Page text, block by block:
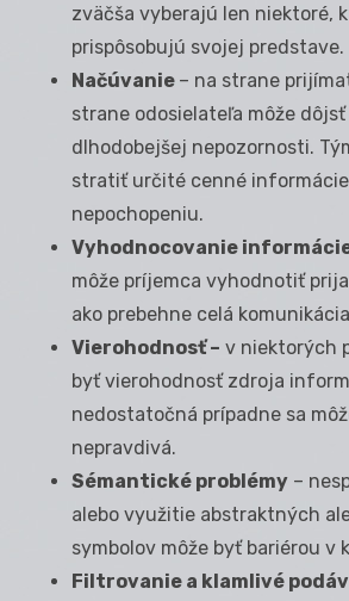
zväčša vyberajú len niektoré,
prispôsobujú svojej predstave.
Načúvanie – na strane
strane odosielateľa môže
dlhodobejšej nepozornosti.
stratiť určité cenné
nepochopeniu.
Vyhodnocovanie
môže príjemca vyhodnotiť
ako prebehne celá
Vierohodnosť – v niektorých
byť vierohodnosť zdroja
nedostatočná prípadne sa
nepravdivá.
Sémantické problémy –
alebo využitie abstraktných
symbolov môže byť bariérou v
Filtrovanie a klamlivé